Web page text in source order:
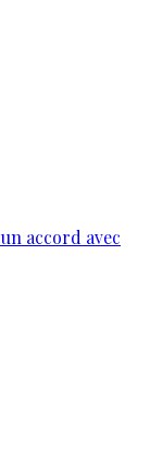
accord avec